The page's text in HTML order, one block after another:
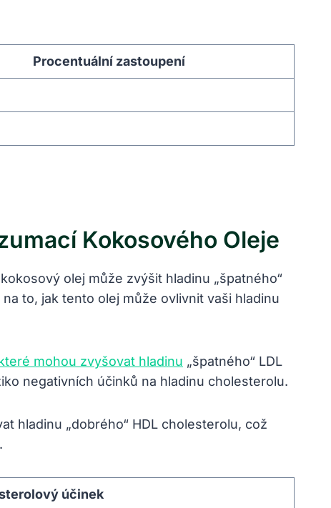
Procentuální zastoupení
Kokosového Oleje
olej může zvýšit hladinu „špatného“
to, jak tento olej může ovlivnit vaši hladinu
mohou zvyšovat hladinu „špatného“ LDL
negativních účinků na hladinu cholesterolu.
hladinu „dobrého“ HDL cholesterolu, což
účinek